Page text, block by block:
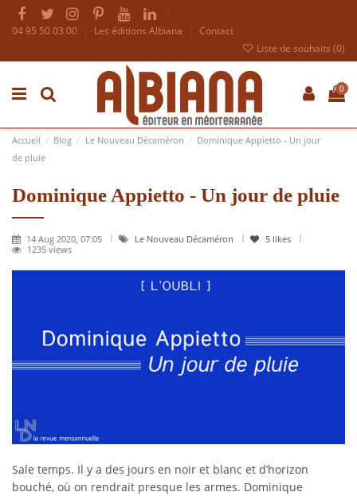
04 95 50 03 00 Les éditions Albiana
Contact
Liste de souhaits (0)
0
Accueil Blog Le Nouveau Décaméron
Dominique Appietto - Un jour
de pluie
Dominique Appietto - Un jour de pluie
14 Aug 2020, 07:05 Le Nouveau Décaméron 5 likes
1235 views
Sale temps. Il y a des jours en noir et blanc et d’horizon
bouché, où on rendrait presque les armes. Dominique